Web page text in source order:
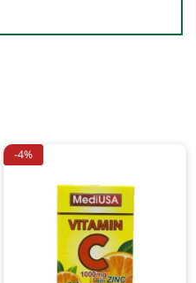
-4%